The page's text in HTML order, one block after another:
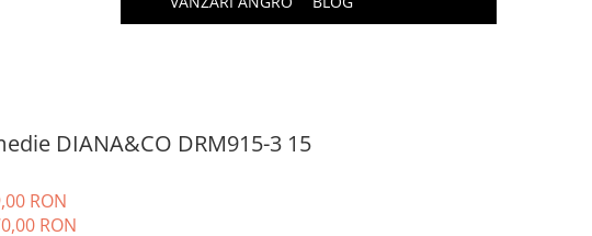
DIANA&CO DRM915-3 15
RON
RON